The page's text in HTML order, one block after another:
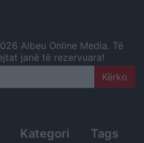
Albeu Online Media. Të
janë të rezervuara!
Kategori Tags